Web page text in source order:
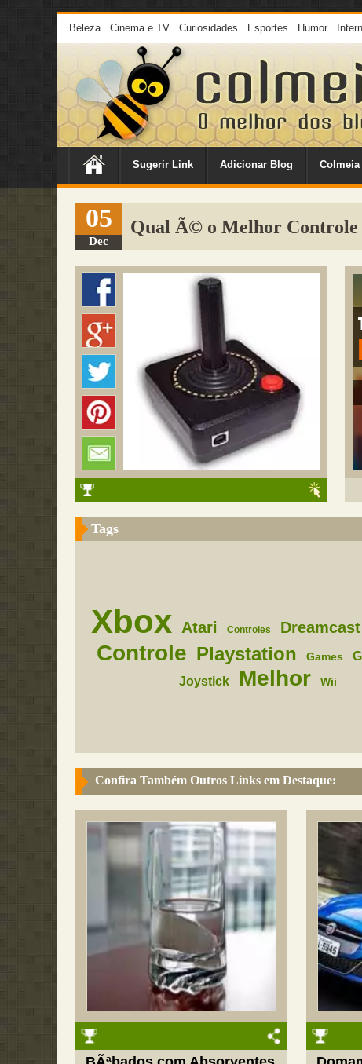
Beleza Cinema e TV Curiosidades Esportes Humor
Sugerir Link Adicionar Blog Colmeia
05
Dec
Qual Ã© o Melhor Controle
Tags
Xbox Atari Controles Dreamcast
Controle Playstation Games
Joystick
Melhor Wii
Confira Também Outros Links em Destaque: